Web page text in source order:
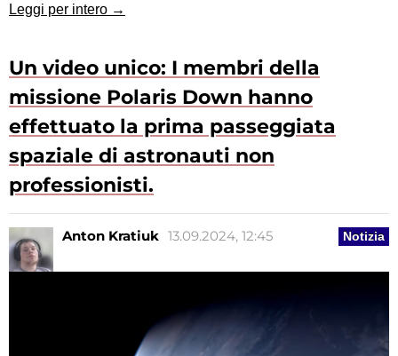
Leggi per intero →
Un video unico: I membri della
missione Polaris Down hanno
effettuato la prima passeggiata
spaziale di astronauti non
professionisti.
Notizia
Anton Kratiuk 13.09.2024, 12:45